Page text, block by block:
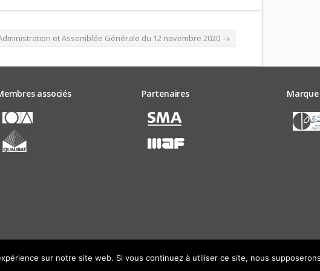
et Assemblée Générale du 12 novembre 2020 →
associés Partenaires Marque
- Webdesign:laurentbasse.fr
sur notre site web. Si vous continuez à utiliser ce site, nous